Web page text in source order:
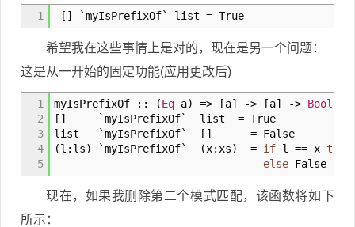
1 [ ] `myIsPrefixOf` list = True
希望我在这些事情上是对的，现在是另一个问题：
这是从一开始的固定功能(应用更改后)
1
2
3
4
5
myIsPrefixOf :: (Eq a) => [a] -> [a] -> Bool
[ ] `myIsPrefixOf` list = True
list `myIsPrefixOf`
[ ] = False
(l : ls) `myIsPrefixOf` (x: xs) = if l == x then
else False
现在，如果我删除第二个模式匹配，该函数将如下
所示：